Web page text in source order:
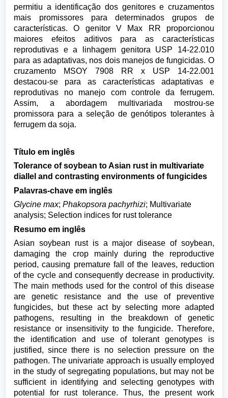
permitiu a identificação dos genitores e cruzamentos
mais promissores para determinados grupos de
características. O genitor V Max RR proporcionou
maiores efeitos aditivos para as características
reprodutivas e a linhagem genitora USP 14-22.010
para as adaptativas, nos dois manejos de fungicidas. O
cruzamento MSOY 7908 RR x USP 14-22.001
destacou-se para as características adaptativas e
reprodutivas no manejo com controle da ferrugem.
Assim, a abordagem multivariada mostrou-se
promissora para a seleção de genótipos tolerantes à
ferrugem da soja.
Título em inglês
Tolerance of soybean to Asian rust in multivariate
diallel and contrasting environments of fungicides
Palavras-chave em inglês
Glycine max;Phakopsora pachyrhizi; Multivariate
analysis; Selection indices for rust tolerance
Resumo em inglês
Asian soybean rust is a major disease of soybean,
damaging the crop mainly during the reproductive
period, causing premature fall of the leaves, reduction
of the cycle and consequently decrease in productivity.
The main methods used for the control of this disease
are genetic resistance and the use of preventive
fungicides, but these act by selecting more adapted
pathogens, resulting in the breakdown of genetic
resistance or insensitivity to the fungicide. Therefore,
the identification and use of tolerant genotypes is
justified, since there is no selection pressure on the
pathogen. The univariate approach is usually employed
in the study of segregating populations, but may not be
sufficient in identifying and selecting genotypes with
potential for rust tolerance. Thus, the present work